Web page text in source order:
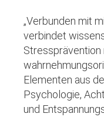
„Verbunden mit
verbindet
Stressprävention
Elementen aus
Psychologie,
und